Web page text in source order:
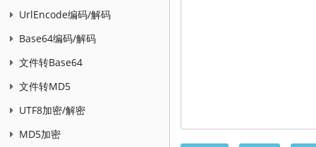
UrlEncode编码/解码
Base64编码/解码
文件转Base64
文件转MD5
UTF8加密/解密
MD5加密